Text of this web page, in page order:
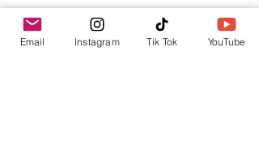
envica
Email Instagram Tik Tok YouTube